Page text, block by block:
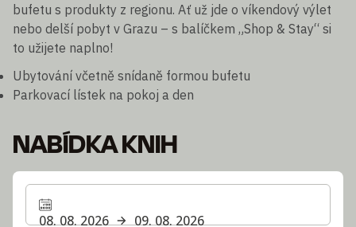
bufetu s produkty z regionu. Ať už jde o víkendový výlet
nebo delší pobyt v Grazu – s balíčkem „Shop & Stay“ si
to užijete naplno!
Ubytování včetně snídaně formou bufetu
Parkovací lístek na pokoj a den
NABÍDKA KNIH
08. 08. 2026
09. 08. 2026